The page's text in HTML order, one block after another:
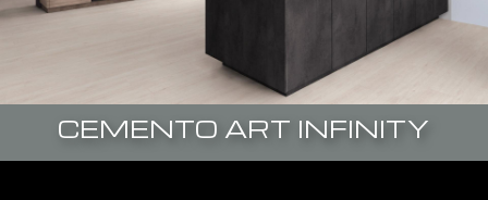
CEMENTO ART INFINITY